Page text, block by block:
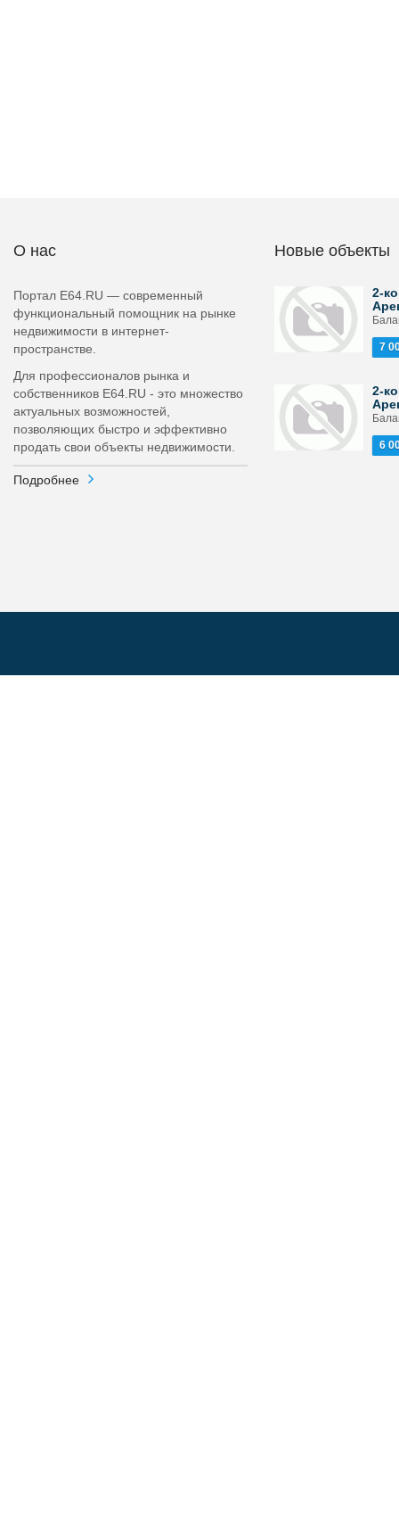
О нас
Портал E64.RU — современный
функциональный помощник на рынке
недвижимости в интернет-
пространстве.
Для профессионалов рынка и
собственников E64.RU - это множество
актуальных возможностей,
позволяющих быстро и эффективно
продать свои объекты недвижимости.
Подробнее
Новые объекты
2-
7
2-
6